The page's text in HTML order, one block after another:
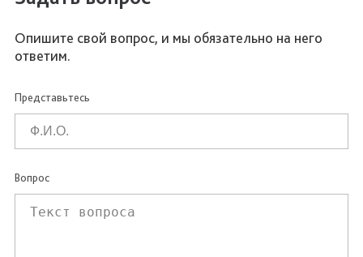
Опишите свой вопрос, и мы обязательно на него
ответим.
Представьтесь
Вопрос